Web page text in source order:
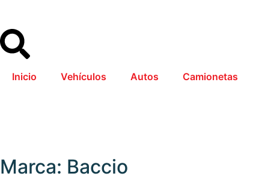
Inicio Vehículos Autos Camionetas
Marca: Baccio